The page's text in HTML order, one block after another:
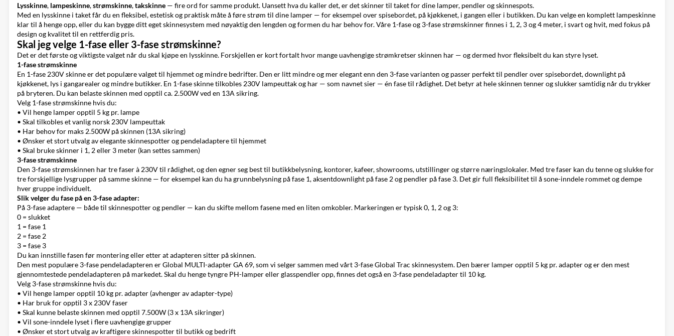
Lysskinne, lampeskinne,strømskinne,takskinne — fire ord for samme produkt. Uansett hva du kaller det, er det skinner til taket for dine lamper, pendler ogskinnespots.
Med en lysskinne i taket får du en fleksibel, estetisk og praktisk måte å føre strøm til dine lamper — for eksempel over spisebordet, på kjøkkenet, i gangen eller i butikken. Du kan velge en komplett lampeskinne
klar til å henge opp, eller du kan bygge ditt eget skinnesystem med nøyaktig den lengden og formen du har behov for. Våre 1-fase og 3-fase strømskinner finnes i 1, 2, 3 og 4 meter, i svart og hvit, med fokus på
design og kvalitet til en rettferdig pris.
Skal jeg velge 1-fase eller 3-fase strømskinne?
Det er det første og viktigste valget når du skal kjøpe en lysskinne. Forskjellen er kort fortalt hvor mange uavhengige strømkretser skinnen har — og dermed hvor fleksibelt du kan styre lyset.
1-fase strømskinne
En 1-fase 230V skinne er det populære valget til hjemmet og mindre bedrifter. Den er litt mindre og mer elegant enn den 3-fase varianten og passer perfekt til pendler over spisebordet, downlight på
kjøkkenet, lys i gangarealer og mindre butikker. En 1-fase skinne tilkobles 230V lampeuttak og har — som navnet sier — én fase til rådighet. Det betyr at hele skinnen tenner og slukker samtidig når du trykker
på bryteren. Du kan belaste skinnen med opptil ca. 2.500W ved en 13A sikring.
Velg 1-fase strømskinne hvis du:
• Vil henge lamper opptil 5 kg pr. lampe
• Skal tilkobles et vanlig norsk 230V lampeuttak
• Har behov for maks 2.500W på skinnen (13A sikring)
• Ønsker et stort utvalg av elegante skinnespotter og pendeladaptere til hjemmet
• Skal bruke skinner i 1, 2 eller 3 meter (kan settes sammen)
3-fase strømskinne
Den 3-fase strømskinnen har tre faser à 230V til rådighet, og den egner seg best til butikkbelysning, kontorer, kafeer, showrooms, utstillinger og større næringslokaler. Med tre faser kan du tenne og slukke for
tre forskjellige lysgrupper på samme skinne — for eksempel kan du ha grunnbelysning på fase 1, aksentdownlight på fase 2 og pendler på fase 3. Det gir full fleksibilitet til å sone-inndele rommet og dempe
hver gruppe individuelt.
Slik velger du fase på en 3-fase adapter:
På 3-fase adaptere — både til skinnespotter og pendler — kan du skifte mellom fasene med en liten omkobler. Markeringen er typisk 0, 1, 2 og 3:
0 = slukket
1 = fase 1
2 = fase 2
3 = fase 3
Du kan innstille fasen før montering eller etter at adapteren sitter på skinnen.
Den mest populære 3-fase pendeladapteren er Global MULTI-adapter GA 69, som vi selger sammen med vårt 3-fase Global Trac skinnesystem. Den bærer lamper opptil 5 kg pr. adapter og er den mest
gjennomtestede pendeladapteren på markedet. Skal du henge tyngre PH-lamper eller glasspendler opp, finnes det også en 3-fase pendeladapter til 10 kg.
Velg 3-fase strømskinne hvis du:
• Vil henge lamper opptil 10 kg pr. adapter (avhenger av adapter-type)
• Har bruk for opptil 3 x 230V faser
• Skal kunne belaste skinnen med opptil 7.500W (3 x 13A sikringer)
• Vil sone-inndele lyset i flere uavhengige grupper
• Ønsker et stort utvalg av kraftigere skinnespotter til butikk og bedrift